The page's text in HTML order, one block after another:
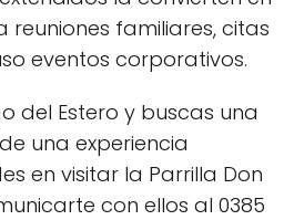
familiares, citas
eventos corporativos.
del Estero y buscas una
una experiencia
en visitar la Parrilla Don
con ellos al 0385